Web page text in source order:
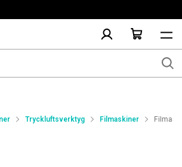
Tryckluftsverktyg Filmaskiner